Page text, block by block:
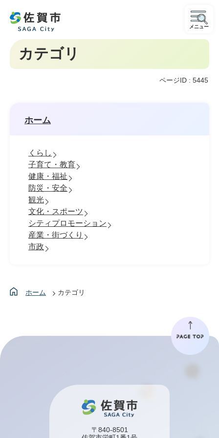
メニュー
カテゴリ
ページID : 5445
ホーム
くらし
子育て・教育
健康・福祉
防災・安全
観光
文化・スポーツ
シティプロモーション
産業・街づくり
市政
ホーム カテゴリ
〒840-8501